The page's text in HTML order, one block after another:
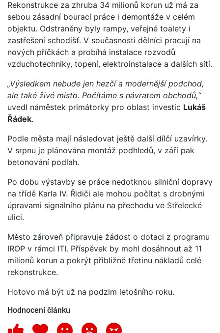
Rekonstrukce za zhruba 34 milionů korun už má za
sebou zásadní bourací práce i demontáže v celém
objektu. Odstraněny byly rampy, veřejné toalety i
zastřešení schodišť. V současnosti dělníci pracují na
nových příčkách a probíhá instalace rozvodů
vzduchotechniky, topení, elektroinstalace a dalších sítí.
„Výsledkem nebude jen hezčí a modernější podchod,
ale také živé místo. Počítáme s návratem obchodů,“
uvedl náměstek primátorky pro oblast investic Lukáš
Řádek.
Podle města mají následovat ještě další dílčí uzavírky.
V srpnu je plánována montáž podhledů, v září pak
betonování podlah.
Po dobu výstavby se práce nedotknou silniční dopravy
na třídě Karla IV. Řidiči ale mohou počítat s drobnými
úpravami signálního plánu na přechodu ve Střelecké
ulici.
Město zároveň připravuje žádost o dotaci z programu
IROP v rámci ITI. Příspěvek by mohl dosáhnout až 11
milionů korun a pokrýt přibližně třetinu nákladů celé
rekonstrukce.
Hotovo má být už na podzim letošního roku.
Hodnocení článku